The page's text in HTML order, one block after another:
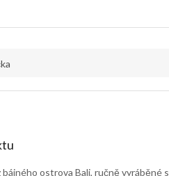
ostrova Bali, ručně vyráběné s